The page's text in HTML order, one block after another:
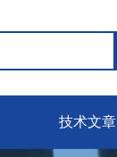
技术文章